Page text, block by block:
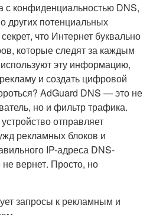
с конфиденциальностью DNS,
других потенциальных
что Интернет буквально
которые следят за каждым
эту информацию,
и создать цифровой
AdGuard DNS — это не
но и фильтр трафика.
отправляет
рекламных блоков и
IP-адреса DNS-
вернет. Просто, но